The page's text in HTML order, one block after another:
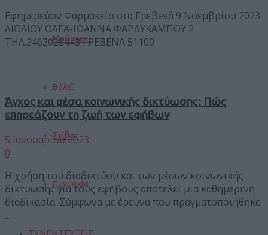
Μπάσκετ
Βόλεϊ
Στίβος
Πυγμαχία
ΣΥΝΕΝΤΕΥΞΕΙΣ
Εφημερεύον Φαρμακείο στα Γρεβενά 9 Νοεμβρίου 2023
ΛΙΟΛΙΟΥ ΟΛΓΑ-ΙΩΑΝΝΑ ΦΑΡΔΥΚΑΜΠΟΥ 2
ΤΗΛ.2462028443 ΓΡΕΒΕΝΑ 51100
Άγχος και μέσα κοινωνικής δικτύωσης: Πώς
επηρεάζουν τη ζωή των εφήβων
5 Ιανουαρίου 2023
0
H χρήση του διαδικτύου και των μέσων κοινωνικής
δικτύωσης για τους εφήβους αποτελεί μια καθημερινή
διαδικασία. Σύμφωνα με έρευνα που πραγματοποιήθηκε
...